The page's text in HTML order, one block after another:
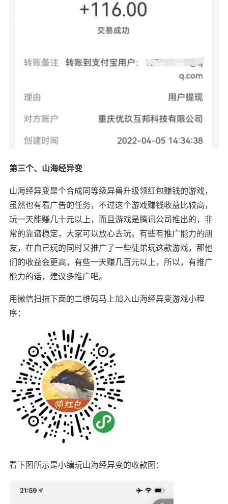
第三个、山海经异变
山海经异变是个合成同等级异兽升级领红包赚钱的游戏，
虽然也有看广告的任务，不过这个游戏赚钱收益比较高，
玩一天能赚几十元以上，而且游戏是腾讯公司推出的，非
常的靠谱稳定，大家可以放心去玩。有些有推广能力的朋
友，在自己玩的同时又推广了一些徒弟玩这款游戏，那他
们的收益会更高，有些一天赚几百元以上，所以，有推广
能力的话，建议多推广吧。
用微信扫描下面的二维码马上加入山海经异变游戏小程
序：
看下图所示是小编玩山海经异变的收款图：